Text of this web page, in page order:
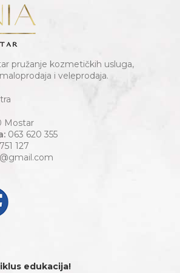
pružanje kozmetičkih usluga,
i veleprodaja.
Mostar
063 620 355
127
edukacija!